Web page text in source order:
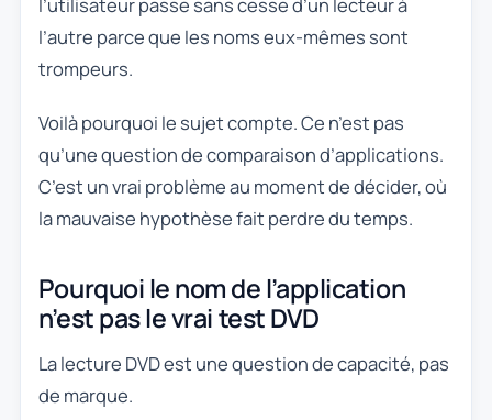
l’autre parce que les noms eux-mêmes sont
trompeurs.
Voilà pourquoi le sujet compte. Ce n’est pas
qu’une question de comparaison d’applications.
C’est un vrai problème au moment de décider, où
la mauvaise hypothèse fait perdre du temps.
Pourquoi le nom de l’application
n’est pas le vrai test DVD
La lecture DVD est une question de capacité, pas
de marque.